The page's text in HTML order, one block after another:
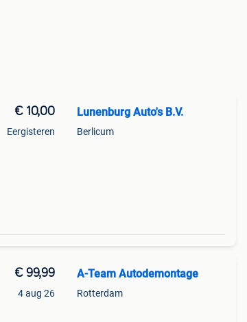
€ 10,00
Eergisteren
Lunenburg Auto's B.V.
Berlicum
€ 99,99
4 aug 26
A-Team Autodemontage
Rotterdam